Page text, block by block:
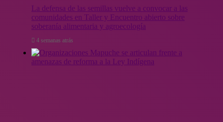
La defensa de las semillas vuelve a convocar a las
comunidades en Taller y Encuentro abierto sobre
soberanía alimentaria y agroecología
4 semanas atrás